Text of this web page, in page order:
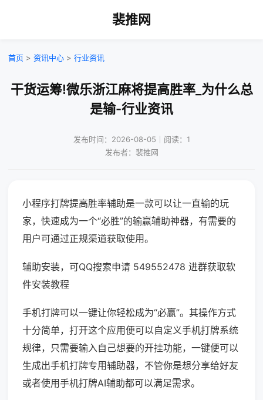
裴推网
首页 > 资讯中心 > 行业资讯
干货运筹!微乐浙江麻将提高胜率_为什么总
是输-行业资讯
发布时间：2026-08-05｜阅读：1
发布者：裴推网
小程序打牌提高胜率辅助是一款可以让一直输的玩
家，快速成为一个“必胜”的输赢辅助神器，有需要的
用户可通过正规渠道获取使用。
辅助安装，可QQ搜索申请 549552478 进群获取软
件安装教程
手机打牌可以一键让你轻松成为“必赢”。其操作方式
十分简单，打开这个应用便可以自定义手机打牌系统
规律，只需要输入自己想要的开挂功能，一键便可以
生成出手机打牌专用辅助器，不管你是想分享给好友
或者使用手机打牌AI辅助都可以满足需求。